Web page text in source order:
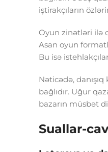
iştirakçıların
Oyun zinətləri ilə
Asan oyun
Bu isə
Nəticədə,
bağlıdır. Uğur
bazarın müsbət
Suallar-